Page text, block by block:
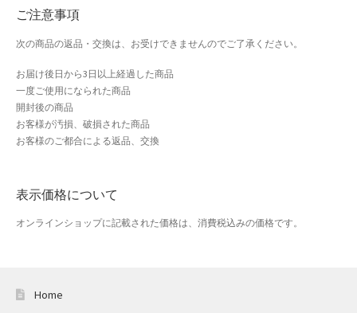
春服ファッション特集
父の日特集
特定商取引法に基づく表記
秋服ファッション特集
返金および返品ポリシー
ご注意事項
次の商品の返品・交換は、お受けできませんのでご了承ください。
お届け後日から3日以上経過した商品
一度ご使用になられた商品
開封後の商品
お客様が汚損、破損された商品
お客様のご都合による返品、交換
表示価格について
オンラインショップに記載された価格は、消費税込みの価格です。
Home